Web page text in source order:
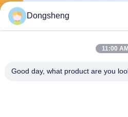
Dongsheng
11:00 AM
Good day, what product are you